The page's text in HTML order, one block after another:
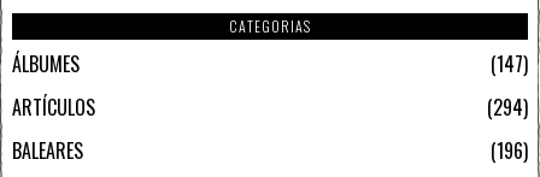
CATEGORIAS
ÁLBUMES
147
ARTÍCULOS
294
BALEARES
196